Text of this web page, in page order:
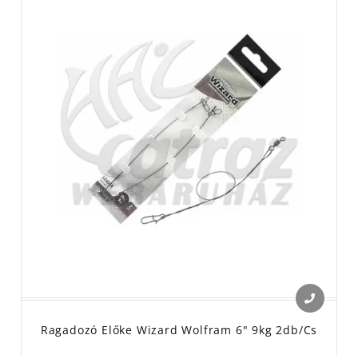
Ragadozó Előke Wizard Wolfram 6" 9kg 2db/cs